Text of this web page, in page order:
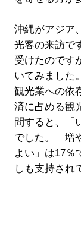
沖縄がアジア
光客の来訪で
受けたのです
いてみました。
観光業への依
済に占める観
問すると、「
でした。「増
よい」は17％
しも支持され